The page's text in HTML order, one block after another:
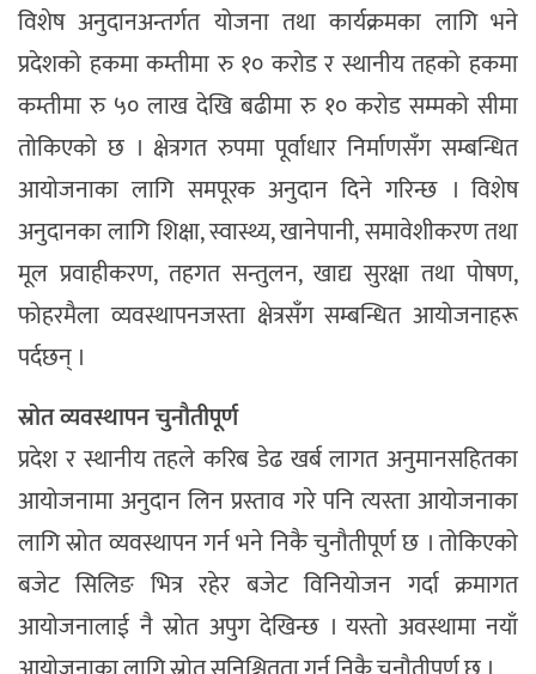
विशेष अनुदानअन्तर्गत योजना तथा कार्यक्रमका लागि भने
प्रदेशको हकमा कम्तीमा रु १० करोड र स्थानीय तहको हकमा
कम्तीमा रु ५० लाख देखि बढीमा रु १० करोड सम्मको सीमा
तोकिएको छ । क्षेत्रगत रुपमा पूर्वाधार निर्माणसँग सम्बन्धित
आयोजनाका लागि समपूरक अनुदान दिने गरिन्छ । विशेष
अनुदानका लागि शिक्षा, स्वास्थ्य, खानेपानी, समावेशीकरण तथा
मूल प्रवाहीकरण, तहगत सन्तुलन, खाद्य सुरक्षा तथा पोषण,
फोहरमैला व्यवस्थापनजस्ता क्षेत्रसँग सम्बन्धित आयोजनाहरू
पर्दछन् ।
स्रोत व्यवस्थापन चुनौतीपूर्ण
प्रदेश र स्थानीय तहले करिब डेढ खर्ब लागत अनुमानसहितका
आयोजनामा अनुदान लिन प्रस्ताव गरे पनि त्यस्ता आयोजनाका
लागि स्रोत व्यवस्थापन गर्न भने निकै चुनौतीपूर्ण छ । तोकिएको
बजेट सिलिङ भित्र रहेर बजेट विनियोजन गर्दा क्रमागत
आयोजनालाई नै स्रोत अपुग देखिन्छ । यस्तो अवस्थामा नयाँ